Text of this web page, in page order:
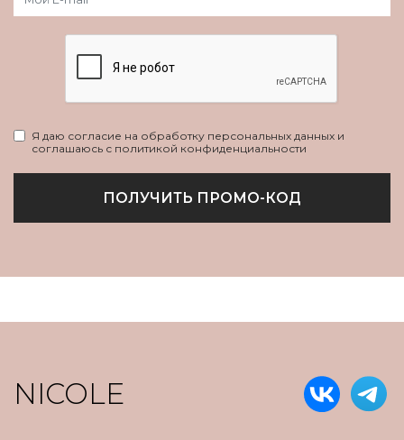
Я даю согласие на обработку персональных данных и
соглашаюсь с политикой конфиденциальности
ПОЛУЧИТЬ ПРОМО-КОД
NICOLE